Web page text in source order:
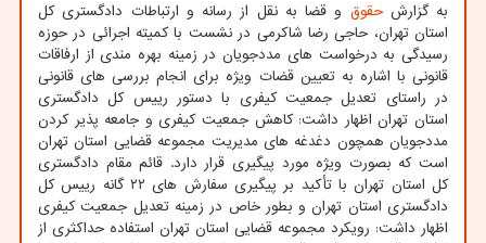
به گزارشحقوق و قضا به نقل از رسانه و ارتباطات دادگستری کل
استان تهران، حاجی رضا شاکرمی در نشست با کمیته اجرائی در حوزه
رسیدگی به درخواست های مددجویان در زمینه بهره مندی از ارفاقات
قانونی با اشاره به تعیین قضات ویژه برای انجام بررسی های قانونی
در راستای تعدیل جمعیت کیفری با دستور رییس کل دادگستری
استان تهران اظهار داشت: کاهش جمعیت کیفری و جامعه پذیر کردن
مددجویان همچون دغدغه های مدیریت مجموعه قضایی استان تهران
است که بصورت ویژه مورد پیگیری قرار دارد. قائم مقام دادگستری
کل استان تهران با تأکید بر پیگیری سفارش های ۲۲ گانه رییس کل
دادگستری استان تهران و بطور خاص در زمینه تعدیل جمعیت کیفری
اظهار داشت: رویکرد مجموعه قضایی استان تهران استفاده حداکثری از